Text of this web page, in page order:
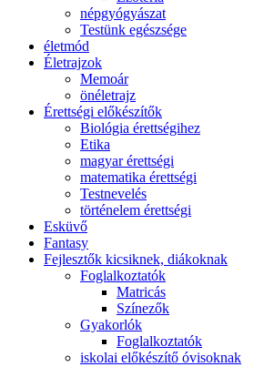
népgyógyászat
Testünk egészsége
életmód
Életrajzok
Memoár
önéletrajz
Érettségi előkészítők
Biológia érettségihez
Etika
magyar érettségi
matematika érettségi
Testnevelés
történelem érettségi
Esküvő
Fantasy
Fejlesztők kicsiknek, diákoknak
Foglalkoztatók
Matricás
Színezők
Gyakorlók
Foglalkoztatók
iskolai előkészítő óvisoknak